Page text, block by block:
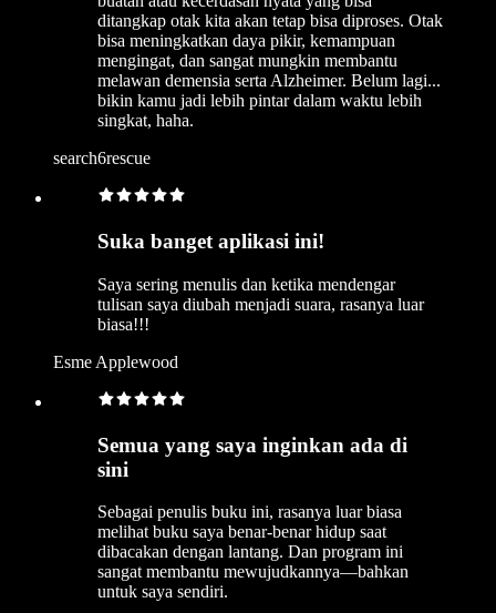
ditangkap otak kita akan tetap bisa diproses. Otak
bisa meningkatkan daya pikir, kemampuan
mengingat, dan sangat mungkin membantu
melawan demensia serta Alzheimer. Belum lagi...
bikin kamu jadi lebih pintar dalam waktu lebih
singkat, haha.
search6rescue
Suka banget aplikasi ini!
Saya sering menulis dan ketika mendengar
tulisan saya diubah menjadi suara, rasanya luar
biasa!!!
Esme Applewood
Semua yang saya inginkan ada di
sini
Sebagai penulis buku ini, rasanya luar biasa
melihat buku saya benar-benar hidup saat
dibacakan dengan lantang. Dan program ini
sangat membantu mewujudkannya—bahkan
untuk saya sendiri.